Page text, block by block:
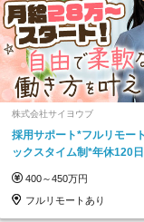
株式会社サイヨウブ
採用サポート*フルリモー
ックスタイム制*年休120
400～450万円
フルリモートあり